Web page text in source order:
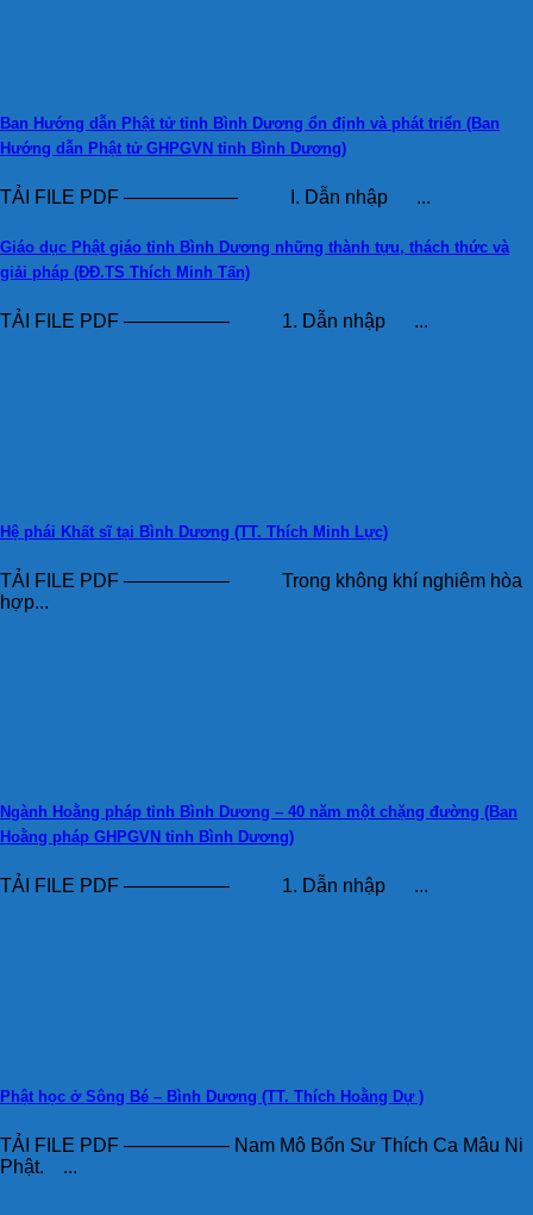
Ban Hướng dẫn Phật tử tỉnh Bình Dương ổn định và phát triển (Ban
Hướng dẫn Phật tử GHPGVN tỉnh Bình Dương)
TẢI FILE PDF —————— I. Dẫn nhập ...
Giáo dục Phật giáo tỉnh Bình Dương những thành tựu, thách thức và
giải pháp (ĐĐ.TS Thích Minh Tấn)
TẢI FILE PDF —————– 1. Dẫn nhập ...
Hệ phái Khất sĩ tại Bình Dương (TT. Thích Minh Lực)
TẢI FILE PDF —————– Trong không khí nghiêm hòa
hợp...
Ngành Hoằng pháp tỉnh Bình Dương – 40 năm một chặng đường (Ban
Hoằng pháp GHPGVN tỉnh Bình Dương)
TẢI FILE PDF —————– 1. Dẫn nhập ...
Phật học ở Sông Bé – Bình Dương (TT. Thích Hoằng Dự )
TẢI FILE PDF —————– Nam Mô Bổn Sư Thích Ca Mâu Ni
Phật. ...